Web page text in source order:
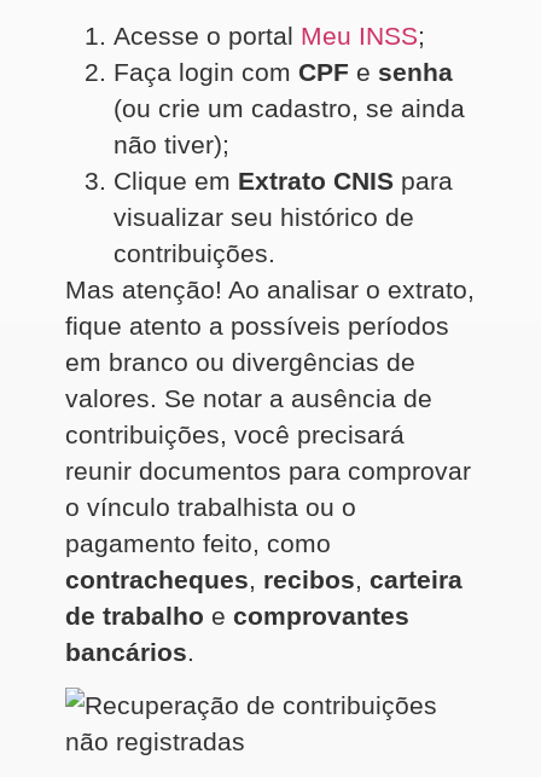
Acesse o portal Meu INSS;
Faça login com CPF e senha
(ou crie um cadastro, se ainda
não tiver);
Clique em Extrato CNISpara
visualizar seu histórico de
contribuições.
Mas atenção! Ao analisar o extrato,
fique atento a possíveis períodos
em branco ou divergências de
valores. Se notar a ausência de
contribuições, você precisará
reunir documentos para comprovar
o vínculo trabalhista ou o
pagamento feito, como
contracheques, recibos, carteira
de trabalho e comprovantes
bancários.